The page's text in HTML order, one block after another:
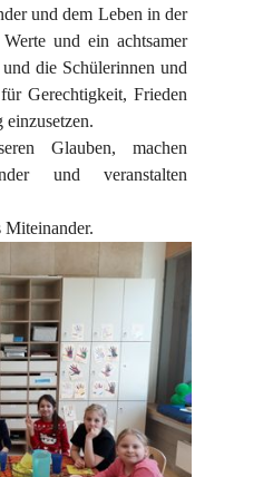
und dem Leben in der
und ein achtsamer
die Schülerinnen und
Gerechtigkeit, Frieden
Glauben, machen
und veranstalten
Miteinander.